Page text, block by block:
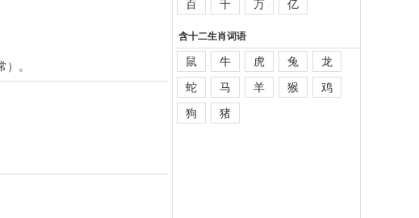
。
百
千 万 亿
含十二生肖词语
鼠 牛 虎 兔
龙
蛇
马 羊 猴
鸡
狗
猪